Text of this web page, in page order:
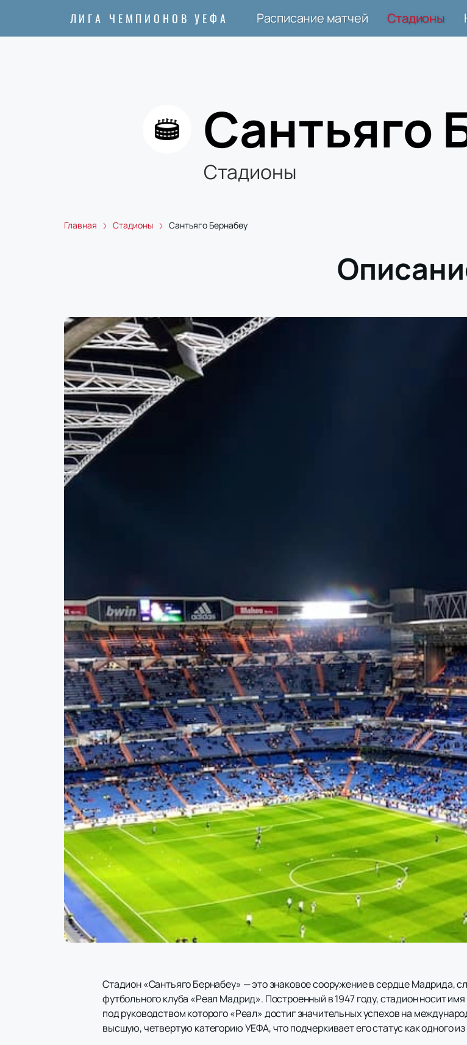
ЛИГА ЧЕМПИОНОВ УЕФА Расписание матчей Стадионы
Сантьяго
Стадионы
Главная Стадионы Сантьяго Бернабеу
Стадион «Сантьяго Бернабеу» — это знаковое сооружение в сердце Мадрида,
футбольного клуба «Реал Мадрид». Построенный в 1947 году, стадион носит
под руководством которого «Реал» достиг значительных успехов на
высшую, четвертую категорию УЕФА, что подчеркивает его статус как одного